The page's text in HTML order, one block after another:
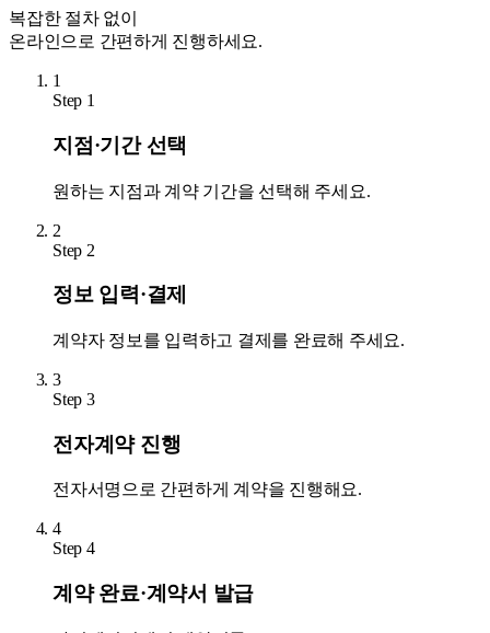
복잡한 절차 없이
온라인으로 간편하게 진행하세요.
1
Step 1
지점·기간 선택
원하는 지점과 계약 기간을 선택해 주세요.
2
Step 2
정보 입력·결제
계약자 정보를 입력하고 결제를 완료해 주세요.
3
Step 3
전자계약 진행
전자서명으로 간편하게 계약을 진행해요.
4
Step 4
계약 완료·계약서 발급